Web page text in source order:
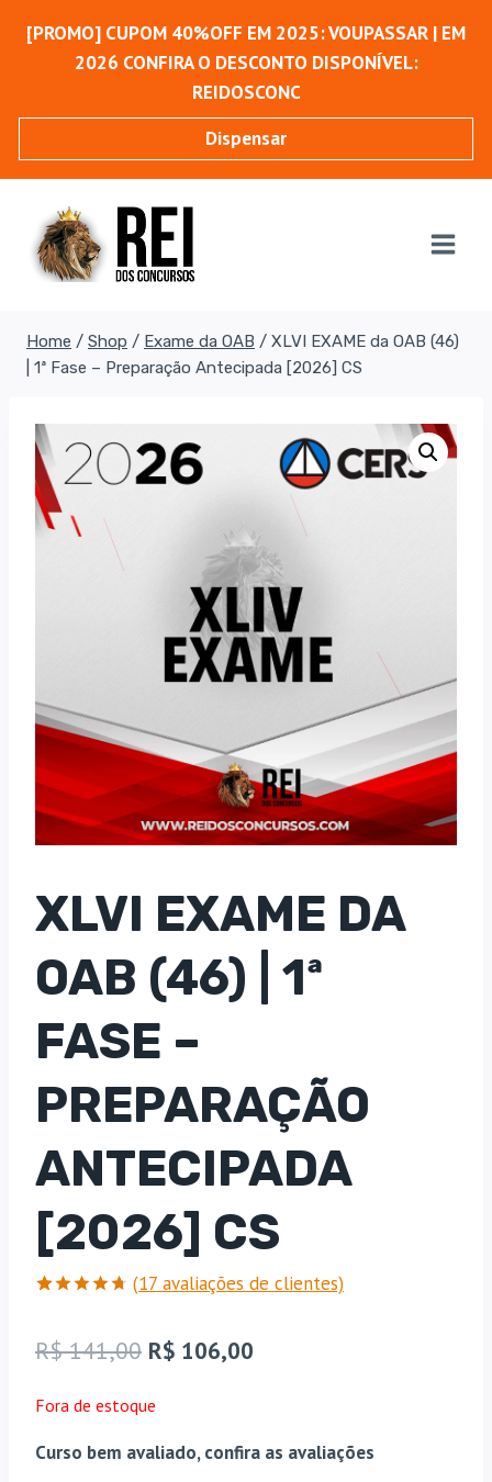
para[PROMO] CUPOM 40%OFF EM 2025: VOUPASSAR | EM
2026 CONFIRA O DESCONTO DISPONÍVEL:
REIDOSCONC
Dispensar
Home / Shop / Exame da OAB / XLVI EXAME da OAB (46)
| 1ª Fase – Preparação Antecipada [2026] CS
XLVI EXAME DA
OAB (46) | 1ª
FASE –
PREPARAÇÃO
ANTECIPADA
[2026] CS
de 5, com
baseado
avaliações
clientes
(17 avaliações de clientes)
R$141,00 O
era:
R$ 106,00
é:
Fora de estoque
Curso bem avaliado, confira as avaliações